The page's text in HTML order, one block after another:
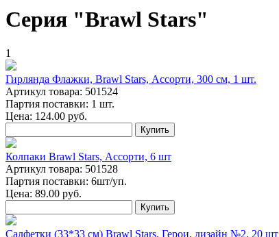
Серия "Brawl Stars"
1
Гирлянда Флажки, Brawl Stars, Ассорти, 300 см, 1 шт.
Артикул товара: 501524
Партия поставки: 1 шт.
Цена: 124.00 руб.
Купить
Колпаки Brawl Stars, Ассорти, 6 шт
Артикул товара: 501528
Партия поставки: 6шт/уп.
Цена: 89.00 руб.
Купить
Салфетки (33*33 см) Brawl Stars, Герои, дизайн №2, 20 шт